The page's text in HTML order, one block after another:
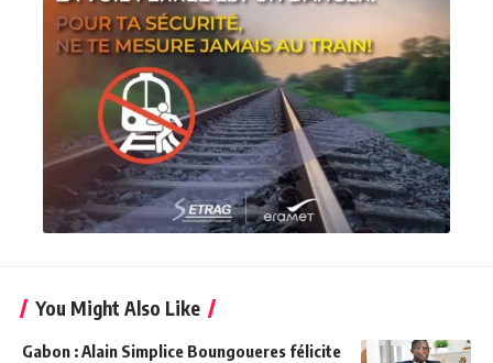
You Might Also Like
Gabon : Alain Simplice Boungoueres félicite